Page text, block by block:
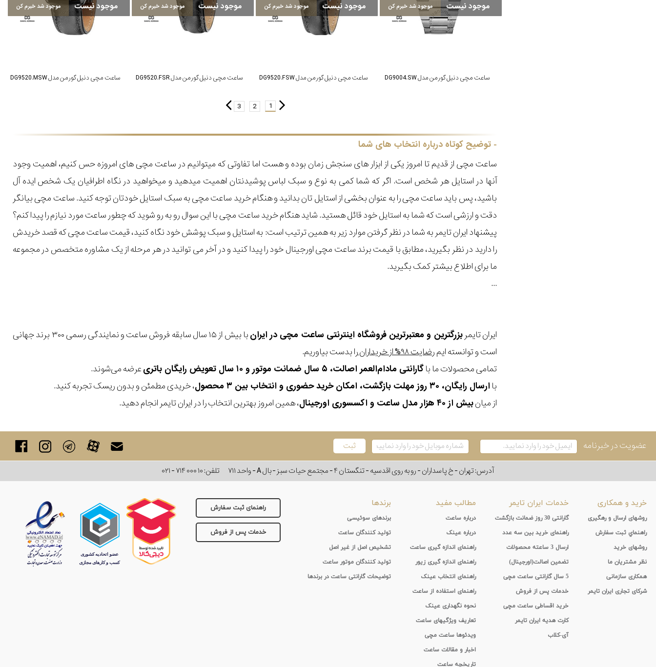
موجود نیست موجود شد خبرم کن
ساعت مچی دنیل گورمن مدل DG9004.SW
موجود نیست موجود شد خبرم کن
ساعت مچی دنیل گورمن مدل DG9520.FSW
موجود نیست موجود شد خبرم کن
ساعت مچی دنیل گورمن مدل DG9520.FSR
موجود نیست موجود شد خبرم کن
ساعت مچی دنیل گورمن مدل DG9520.MSW
1
2
3
توضیح کوتاه درباره انتخاب های شما
ساعت مچی از قدیم تا امروز یکی از ابزار های سنجش زمان بوده و هست اما تفاوتی که میتوانیم در ساعت مچی های امروزه حس کنیم، اهمیت وجود
آنها در استایل هر شخص است. اگر که شما کمی به نوع و سبک لباس پوشیدنتان اهمیت میدهید و میخواهید در نگاه اطرافیان یک شخص ایده آل
باشید، پس باید ساعت مچی را به عنوان بخشی از استایل تان بدانید و هنگام خرید ساعت مچی به سبک استایل خودتان توجه کنید. ساعت مچی بیانگر
دقت و ارزشی است که شما به استایل خود قائل هستید. شاید هنگام خرید ساعت مچی با این سوال رو به رو شوید که چطور ساعت مورد نیازم را پیدا کنم؟
پیشنهاد ایران تایمر به شما در نظر گرفتن موارد زیر به همین ترتیب است: به استایل و سبک پوشش خود نگاه کنید، قیمت ساعت مچی که قصد خریدش
را دارید در نظر بگیرید، مطابق با قیمت برند ساعت مچی اورجینال خود را پیدا کنید و در آخر می توانید در هر مرحله از یک مشاوره متخصص در مجموعه
ما برای اطلاع بیشتر کمک بگیرید.
...
ایران تایمربزرگترین و معتبرترین فروشگاه اینترنتی ساعت مچی در ایران
با بیش از ۱۵ سال سابقه فروش ساعت و نمایندگی رسمی ۳۰۰ برند جهانی
است و توانسته ایمرضایت ۹۸% از خریداران
را بدست بیاوریم.
تمامی محصولات ما باگارانتی مادام‌العمر اصالت، ۵ سال ضمانت موتور و ۱۰ سال تعویض رایگان باتری
عرضه می‌شوند.
باارسال رایگان، ۳۰ روز مهلت بازگشت، امکان خرید حضوری و انتخاب بین ۳ محصول
، خریدی مطمئن و بدون ریسک تجربه کنید.
از میانبیش از ۴۰ هزار مدل ساعت و اکسسوری اورجینال ، همین امروز بهترین انتخاب را در ایران تایمر انجام دهید.
عضویت در خبرنامه
آدرس: تهران - خ پاسداران - رو به روی اقدسیه - تنگستان ۴ - مجتمع حیات سبز - بال A - واحد ۷۱۱ تلفن:۰۲۱ - ۷۱۴ ۰۰۰ ۱۰
راهنمای ثبت سفارش
خدمات پس از فروش
خرید و همکاری
روشهای ارسال و رهگیری
راهنماي ثبت سفارش
روشهای خرید
نظر مشتریان ما
همکاری سازمانی
شرکای تجاری ایران تایمر
خدمات ایران تایمر
گارانتی 30 روز ضمانت بازگشت
راهنمای خرید بین سه عدد
ارسال 3 ساعته محصولات
تضمین اصالت(اورجینال)
5 سال گارانتی ساعت مچی
خدمات پس از فروش
خرید اقساطی ساعت مچی
کارت هدیه ایران تایمر
آی-کلاب
مطالب مفید
درباره ساعت
درباره عینک
راهنمای اندازه گیری ساعت
راهنمای اندازه گیری زیور
راهنمای انتخاب عینک
راهنمای استفاده از ساعت
نحوه نگهداری عینک
تعاریف ویژگیهای ساعت
ویدئوها ساعت مچی
اخبار و مقالات ساعت
تاریخچه ساعت
برندها
برندهای سوئیسی
تولید کنندگان ساعت
تشخیص اصل از غیر اصل
تولید کنندگان موتور ساعت
توضیحات گارانتی ساعت در برندها